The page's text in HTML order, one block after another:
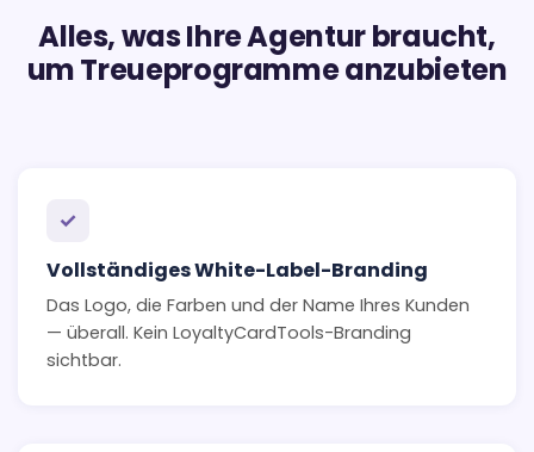
Alles, was Ihre Agentur braucht,
um Treueprogramme anzubieten
✓
Vollständiges White-Label-Branding
Das Logo, die Farben und der Name Ihres Kunden
— überall. Kein LoyaltyCardTools-Branding
sichtbar.